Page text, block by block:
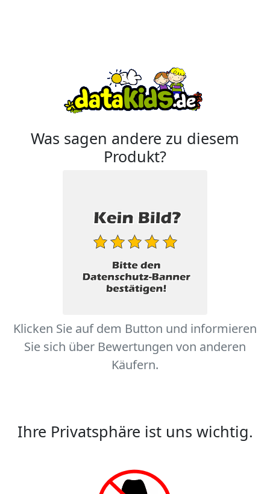
Was sagen andere zu diesem
Produkt?
Klicken Sie auf dem Button und informieren
Sie sich über Bewertungen von anderen
Käufern.
Ihre Privatsphäre ist uns wichtig.